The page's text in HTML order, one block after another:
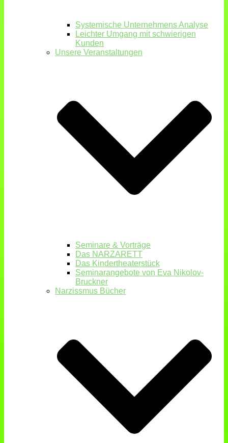
Systemische Unternehmens Analyse
Leichter Umgang mit schwierigen
Kunden
Unsere Veranstaltungen
Seminare & Vorträge
Das NARZARETT
Das Kindertheaterstück
Seminarangebote von Eva Nikolov-
Bruckner
Narzissmus Bücher